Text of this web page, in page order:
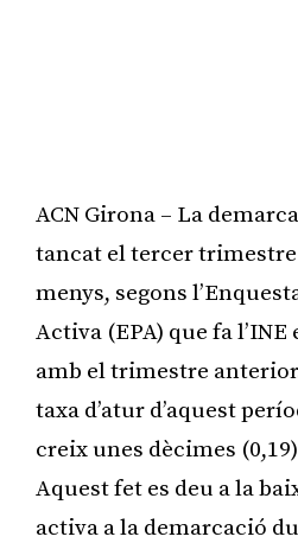
ACN Girona – La
tancat el tercer trimestre
menys, segons
Activa (EPA) que fa
amb el trimestre
taxa d’atur d’aquest
creix unes dècimes
Aquest fet es deu a la
activa a la demarcació